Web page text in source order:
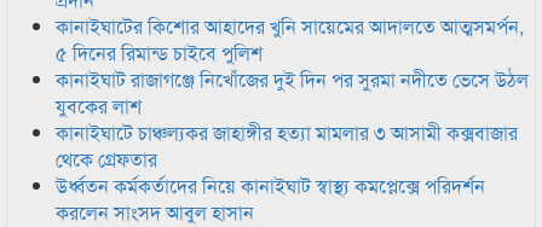
কানাইঘাটের কিশোর আহাদের খুনি সায়েমের আদালতে আত্মসমর্পন,
৫ দিনের রিমান্ড চাইবে পুলিশ
কানাইঘাট রাজাগঞ্জে নিখোঁজের দুই দিন পর সুরমা নদীতে ভেসে উঠল
যুবকের লাশ
কানাইঘাটে চাঞ্চল্যকর জাহাঙ্গীর হত্যা মামলার ৩ আসামী কক্সবাজার
থেকে গ্রেফতার
উর্ধ্বতন কর্মকর্তাদের নিয়ে কানাইঘাট স্বাস্থ্য কমপ্লেক্সে পরিদর্শন
করলেন সাংসদ আবুল হাসান